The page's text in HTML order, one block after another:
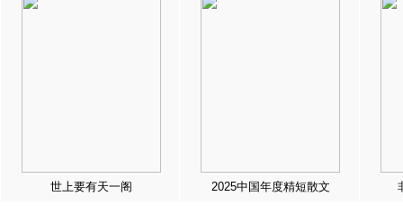
世上要有天一阁 2025中国年度精短散文